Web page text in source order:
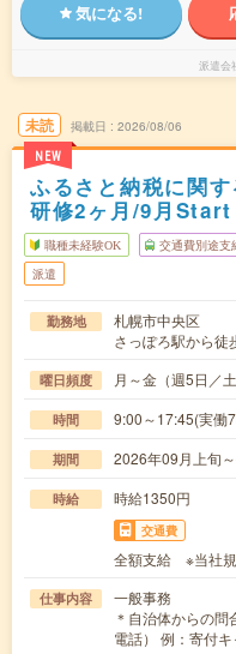
気になる!
派遣会
未読
NEW
掲載日 2026/08/06
ふるさと納税に関
研修2ヶ月/9月Start
職種未経験OK 交通費別途支
派遣
勤務地
札幌市中央区
さっぽろ駅から徒
曜日頻度 月～金（週5日／
時間 9:00～17:45(実
期間 2026年09月上旬
時給 時給1350円
交通費
全額支給 ※当社規
仕事内容
一般事務
＊自治体からの問
電話） 例：寄付